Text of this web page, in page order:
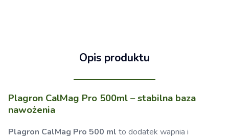
Opis produktu
Plagron CalMag Pro 500ml – stabilna baza
nawożenia
Plagron CalMag Pro 500 ml to dodatek wapnia i